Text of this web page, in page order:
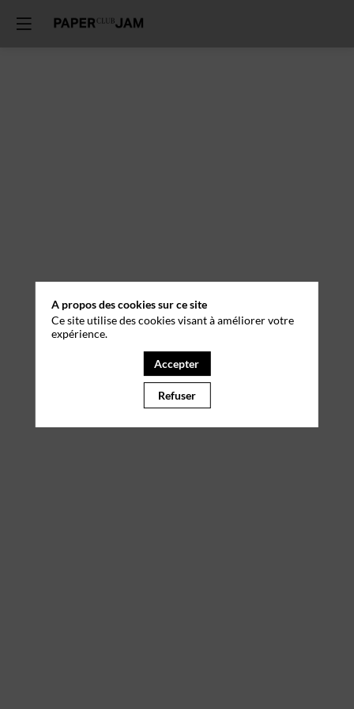
Il manque du contenu : rafraichissez votre navigateur
A propos des cookies sur ce site
Ce site utilise des cookies visant à améliorer votre
expérience.
Accepter
Refuser